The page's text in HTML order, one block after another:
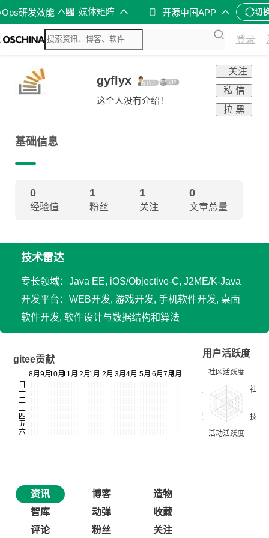
研发效能 媒体矩阵 开源中国APP 切
登录
gyflyx
这个人没有介绍！
+ 关注
私 信
拉 黑
基础信息
0
经验值
1
粉丝
1
关注
0
文章总量
技术雷达
专长领域：Java EE, iOS/Objective-C, J2ME/K-Java
开发平台：WEB开发, 游戏开发, 手机软件开发, 桌面
软件开发, 软件设计与数据结构和算法
gitee贡献
用户活跃度
资讯 博客
造物
智库
动弹
收藏
评论
粉丝 关注